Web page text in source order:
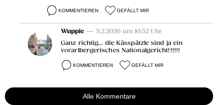
KOMMENTIEREN GEFÄLLT MIR
Wuppie — 5.2.2026 um 10:52 Uhr
Ganz richtig... die Kässpätzle sind ja ein
vorarlbergerisches Nationalgericht!!!!!!
KOMMENTIEREN GEFÄLLT MIR
Alle Kommentare